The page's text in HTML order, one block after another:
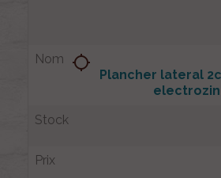
Plancher lateral
location_searching